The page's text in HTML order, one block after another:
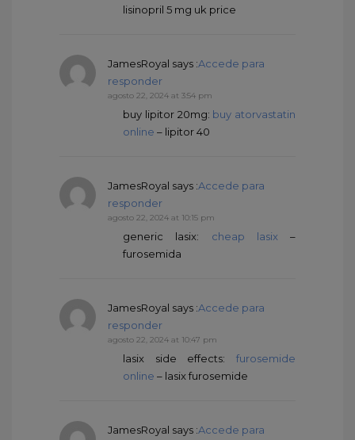
lisinopril 5 mg uk price
JamesRoyal says :Accede para
responder
agosto 22, 2024 at 3:54 pm
buy lipitor 20mg: buy atorvastatin
online – lipitor 40
JamesRoyal says :Accede para
responder
agosto 22, 2024 at 10:15 pm
generic lasix: cheap lasix–
furosemida
JamesRoyal says :Accede para
responder
agosto 22, 2024 at 10:47 pm
lasix side effects: furosemide
online – lasix furosemide
JamesRoyal says :Accede para